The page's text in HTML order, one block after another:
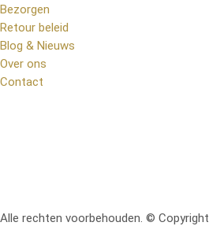
Bezorgen
Retour beleid
Blog & Nieuws
Over ons
Contact
Alle rechten voorbehouden. © Copyright